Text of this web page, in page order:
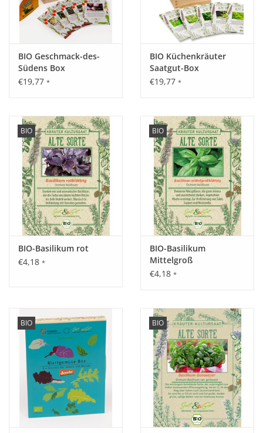
BIO Geschmack-des-
Südens Box
€19,77 *
BIO Küchenkräuter
Saatgut-Box
€19,77 *
BIO
BIO-Basilikum rot
€4,18 *
BIO
BIO-Basilikum
Mittelgroß
€4,18 *
BIO BIO